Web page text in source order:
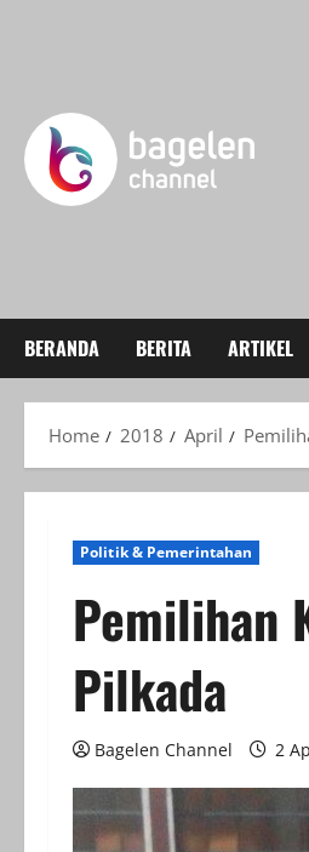
BERANDA BERITA ARTIKEL
Home 2018 April
Politik & Pemerintahan
Pemilihan
Pilkada
Bagelen Channel 2